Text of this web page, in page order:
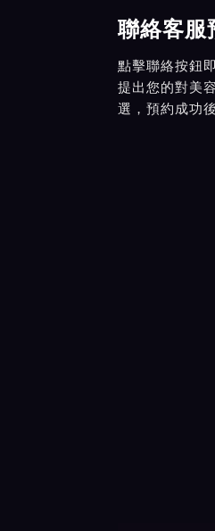
聯絡客服
點擊聯絡按鈕
提出您的對美
選，預約成功